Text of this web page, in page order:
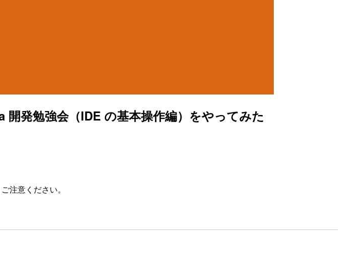
発勉強会（IDE の基本操作編）をやってみた
注意ください。